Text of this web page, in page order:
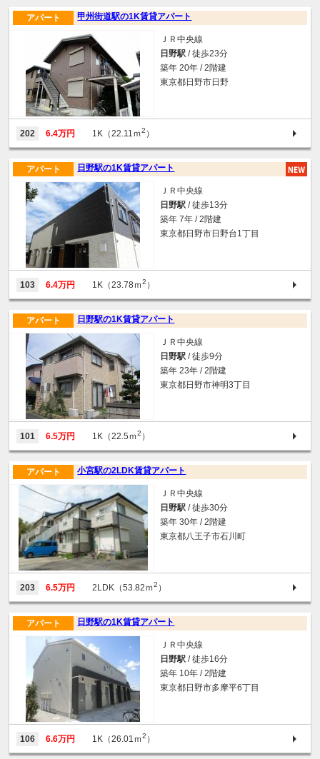
甲州街道駅の1K賃貸アパート
アパート
ＪＲ中央線
日野駅 / 徒歩23分
築年 20年 / 2階建
東京都日野市日野
202 6.4万円 1K（22.11ｍ2 ）
日野駅の1K賃貸アパート
アパート
ＪＲ中央線
日野駅 / 徒歩13分
築年 7年 / 2階建
東京都日野市日野台1丁目
103 6.4万円 1K（23.78ｍ2 ）
日野駅の1K賃貸アパート
アパート
ＪＲ中央線
日野駅 / 徒歩9分
築年 23年 / 2階建
東京都日野市神明3丁目
101 6.5万円 1K（22.5ｍ2 ）
小宮駅の2LDK賃貸アパート
アパート
ＪＲ中央線
日野駅 / 徒歩30分
築年 30年 / 2階建
東京都八王子市石川町
203 6.5万円 2LDK（53.82ｍ2 ）
日野駅の1K賃貸アパート
アパート
ＪＲ中央線
日野駅 / 徒歩16分
築年 10年 / 2階建
東京都日野市多摩平6丁目
106 6.6万円 1K（26.01ｍ2 ）